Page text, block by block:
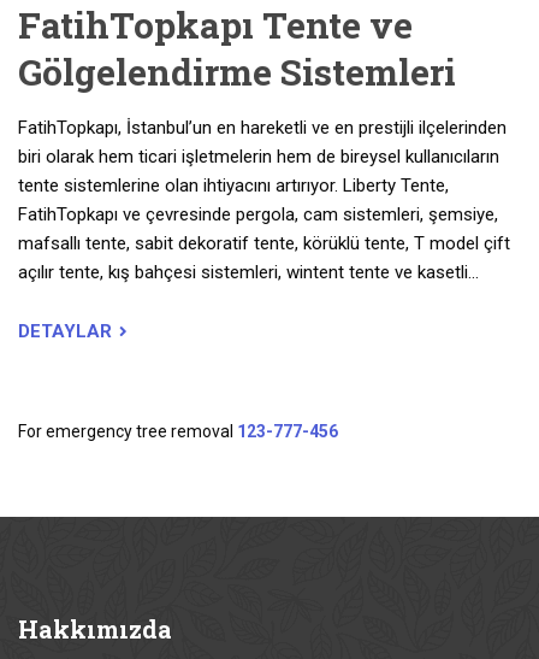
FatihTopkapı Tente ve
Gölgelendirme Sistemleri
FatihTopkapı, İstanbul’un en hareketli ve en prestijli ilçelerinden
biri olarak hem ticari işletmelerin hem de bireysel kullanıcıların
tente sistemlerine olan ihtiyacını artırıyor. Liberty Tente,
FatihTopkapı ve çevresinde pergola, cam sistemleri, şemsiye,
mafsallı tente, sabit dekoratif tente, körüklü tente, T model çift
açılır tente, kış bahçesi sistemleri, wintent tente ve kasetli…
DETAYLAR
For emergency tree removal 123-777-456
Hakkımızda